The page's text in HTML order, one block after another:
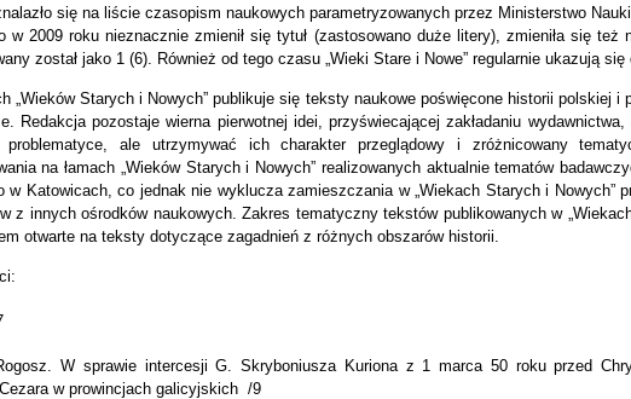
się na liście czasopism naukowych parametryzowanych przez Ministerstwo
w 2009 roku nieznacznie zmienił się tytuł (zastosowano duże litery), zmieniła się
został jako 1 (6). Również od tego czasu „Wieki Stare i Nowe” regularnie ukazują się
„Wieków Starych i Nowych” publikuje się teksty naukowe poświęcone historii polskiej
Redakcja pozostaje wierna pierwotnej idei, przyświecającej zakładaniu
problematyce, ale utrzymywać ich charakter przeglądowy i zróżnicowany
na łamach „Wieków Starych i Nowych” realizowanych aktualnie tematów
w Katowicach, co jednak nie wyklucza zamieszczania w „Wiekach Starych i Nowych”
z innych ośrodków naukowych. Zakres tematyczny tekstów publikowanych w
otwarte na teksty dotyczące zagadnień z różnych obszarów historii.
W sprawie intercesji G. Skryboniusza Kuriona z 1 marca 50 roku przed
w prowincjach galicyjskich /9